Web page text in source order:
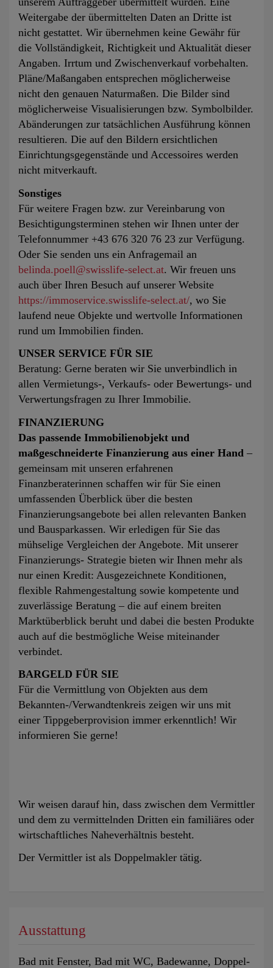
Weitergabe der übermittelten Daten an Dritte ist
nicht gestattet. Wir übernehmen keine Gewähr für
die Vollständigkeit, Richtigkeit und Aktualität dieser
Angaben. Irrtum und Zwischenverkauf vorbehalten.
Pläne/Maßangaben entsprechen möglicherweise
nicht den genauen Naturmaßen. Die Bilder sind
möglicherweise Visualisierungen bzw. Symbolbilder.
Abänderungen zur tatsächlichen Ausführung können
resultieren. Die auf den Bildern ersichtlichen
Einrichtungsgegenstände und Accessoires werden
nicht mitverkauft.
Sonstiges
Für weitere Fragen bzw. zur Vereinbarung von
Besichtigungsterminen stehen wir Ihnen unter der
Telefonnummer +43 676 320 76 23 zur Verfügung.
Oder Sie senden uns ein Anfragemail an
belinda.poell@swisslife-select.at. Wir freuen uns
auch über Ihren Besuch auf unserer Website
https://immoservice.swisslife-select.at/, wo Sie
laufend neue Objekte und wertvolle Informationen
rund um Immobilien finden.
UNSER SERVICE FÜR SIE
Beratung: Gerne beraten wir Sie unverbindlich in
allen Vermietungs-, Verkaufs- oder Bewertungs- und
Verwertungsfragen zu Ihrer Immobilie.
FINANZIERUNG
Das passende Immobilienobjekt und
maßgeschneiderte Finanzierung aus einer Hand –
gemeinsam mit unseren erfahrenen
Finanzberaterinnen schaffen wir für Sie einen
umfassenden Überblick über die besten
Finanzierungsangebote bei allen relevanten Banken
und Bausparkassen. Wir erledigen für Sie das
mühselige Vergleichen der Angebote. Mit unserer
Finanzierungs- Strategie bieten wir Ihnen mehr als
nur einen Kredit: Ausgezeichnete Konditionen,
flexible Rahmengestaltung sowie kompetente und
zuverlässige Beratung – die auf einem breiten
Marktüberblick beruht und dabei die besten Produkte
auch auf die bestmögliche Weise miteinander
verbindet.
BARGELD FÜR SIE
Für die Vermittlung von Objekten aus dem
Bekannten-/Verwandtenkreis zeigen wir uns mit
einer Tippgeberprovision immer erkenntlich! Wir
informieren Sie gerne!
Wir weisen darauf hin, dass zwischen dem Vermittler
und dem zu vermittelnden Dritten ein familiäres oder
wirtschaftliches Naheverhältnis besteht.
Der Vermittler ist als Doppelmakler tätig.
Ausstattung
Bad mit Fenster Bad mit WC Badewanne Doppel-